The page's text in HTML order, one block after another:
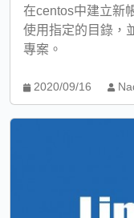
在centos中建立新
使用指定的目錄，
專案。
2020/09/16